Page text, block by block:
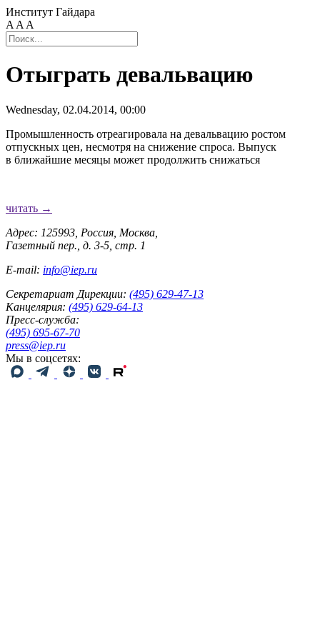
Институт Гайдара
A A A
Отыграть девальвацию
Wednesday, 02.04.2014, 00:00
Промышленность отреагировала на девальвацию ростом
отпускных цен, несмотря на снижение спроса. Выпуск
в ближайшие месяцы может продолжить снижаться
читать →
Адрес: 125993, Россия, Москва,
Газетный пер., д. 3-5, стр. 1
E-mail: info@iep.ru
Секретариат Дирекции: (495) 629-47-13
Канцелярия: (495) 629-64-13
Пресс-служба:
(495) 695-67-70
press@iep.ru
Мы в соцсетях: